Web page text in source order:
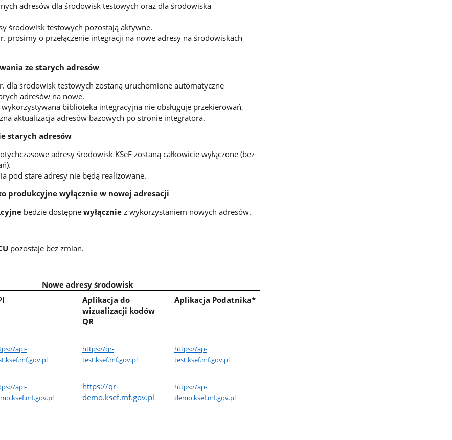
adresów dla środowisk testowych oraz dla środowiska
środowisk testowych pozostają aktywne.
prosimy o przełączenie integracji na nowe adresy na środowiskach
ze starych adresów
dla środowisk testowych zostaną uruchomione automatyczne
adresów na nowe.
wykorzystywana biblioteka integracyjna nie obsługuje przekierowań,
aktualizacja adresów bazowych po stronie integratora.
starych adresów
adresy środowisk KSeF zostaną całkowicie wyłączone (bez
pod stare adresy nie będą realizowane.
produkcyjne wyłącznie w nowej adresacji
będzie dostępne wyłącznie z wykorzystaniem nowych adresów.
pozostaje bez zmian.
Nowe adresy środowisk
Aplikacja do
wizualizacji kodów
QR
Aplikacja Podatnika*
api-
https://qr-
test.ksef.mf.gov.pl
https://ap-
test.ksef.mf.gov.pl
api-
https://qr-
demo.ksef.mf.gov.pl
https://ap-
demo.ksef.mf.gov.pl